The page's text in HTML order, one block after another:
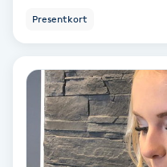
Kroppsinpackning
Kroppspeeling
Presentkort